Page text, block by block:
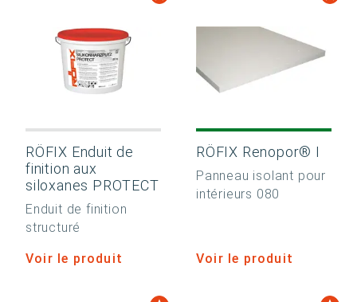
RÖFIX Enduit de
finition aux
siloxanes PROTECT
Enduit de finition
structuré
Voir le produit
RÖFIX Renopor® I
Panneau isolant pour
intérieurs 080
Voir le produit